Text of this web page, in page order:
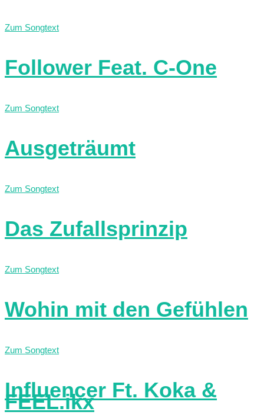
Zum Songtext
Follower Feat. C-One
Zum Songtext
Ausgeträumt
Zum Songtext
Das Zufallsprinzip
Zum Songtext
Wohin mit den Gefühlen
Zum Songtext
Influencer Ft. Koka &
FEEL.ikx